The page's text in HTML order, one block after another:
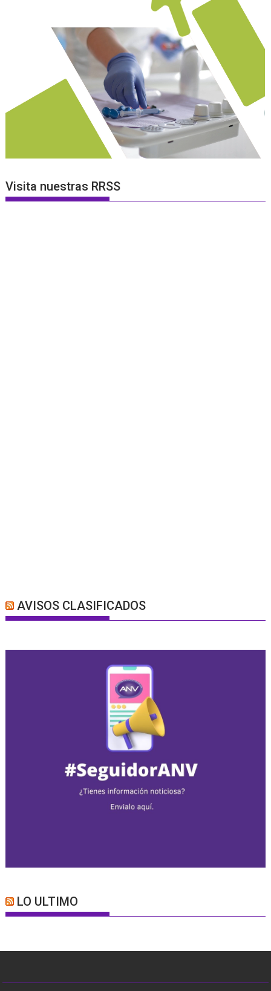
Visita nuestras RRSS
AVISOS CLASIFICADOS
LO ULTIMO